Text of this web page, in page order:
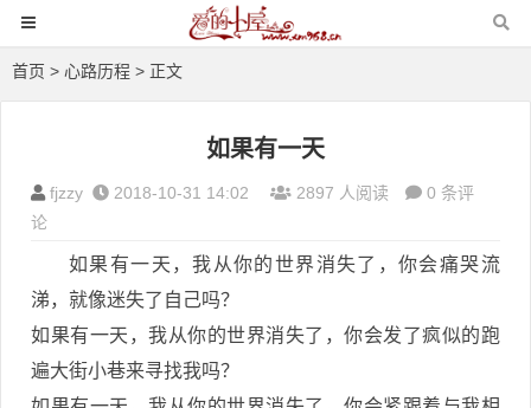
首页 > 心路历程 > 正文
如果有一天
fjzzy 2018-10-31 14:02 2897 人阅读
0 条评
论
如果有一天，我从你的世界消失了，你会痛哭流
涕，就像迷失了自己吗？
如果有一天，我从你的世界消失了，你会发了疯似的跑
遍大街小巷来寻找我吗？